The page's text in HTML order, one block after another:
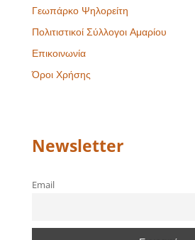
Γεωπάρκο Ψηλορείτη
Πολιτιστικοί Σύλλογοι Αμαρίου
Επικοινωνία
Όροι Χρήσης
Newsletter
Email